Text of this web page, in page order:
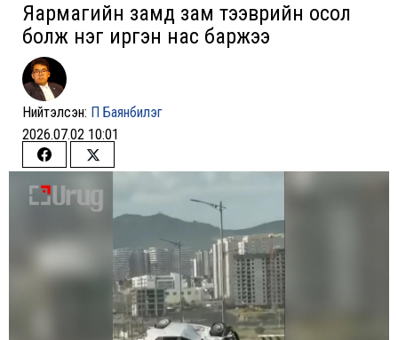
Яармагийн замд зам тээврийн осол
болж нэг иргэн нас баржээ
Нийтэлсэн: П Баянбилэг
2026.07.02 10:01
Share
on
Share
on
Twitter